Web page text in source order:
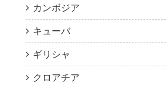
カンボジア
キューバ
ギリシャ
クロアチア